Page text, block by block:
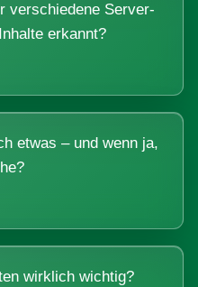
verschiedene Server-
erkannt?
etwas – und wenn ja,
wirklich wichtig?